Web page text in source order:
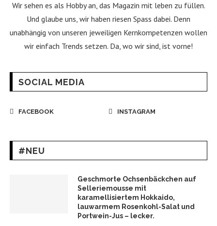
Wir sehen es als Hobby an, das Magazin mit leben zu füllen.
Und glaube uns, wir haben riesen Spass dabei. Denn
unabhängig von unseren jeweiligen Kernkompetenzen wollen
wir einfach Trends setzen. Da, wo wir sind, ist vorne!
SOCIAL MEDIA
FACEBOOK INSTAGRAM
#NEU
Geschmorte Ochsenbäckchen auf
Selleriemousse mit
karamellisiertem Hokkaido,
lauwarmem Rosenkohl-Salat und
Portwein-Jus – lecker.